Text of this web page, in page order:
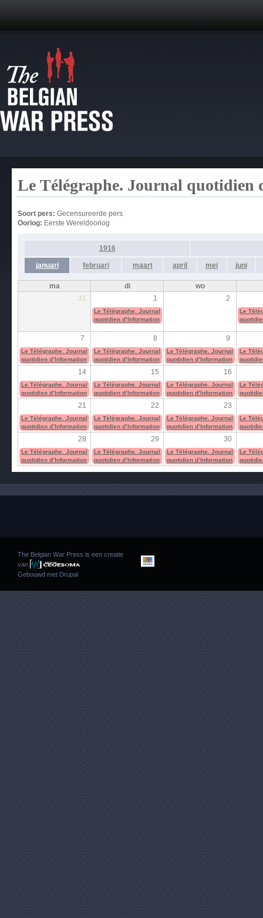
Le Télégraphe. Journal quotidien
Soort pers: Gecensureerde pers
Oorlog: Eerste Wereldoorlog
1916
januari februari maart april mei juni
ma di
wo
31
1 2
Le Télégraphe. Journal
quotidien d’Information
Le
7 8 9
Le Télégraphe. Journal
quotidien d’Information
Le Télégraphe. Journal
quotidien d’Information
Le Télégraphe. Journal
quotidien d’Information
Le
14 15 16
Le Télégraphe. Journal
quotidien d’Information
Le Télégraphe. Journal
quotidien d’Information
Le Télégraphe. Journal
quotidien d’Information
Le
21 22 23
Le Télégraphe. Journal
quotidien d’Information
Le Télégraphe. Journal
quotidien d’Information
Le Télégraphe. Journal
quotidien d’Information
Le
28 29 30
Le Télégraphe. Journal
quotidien d’Information
Le Télégraphe. Journal
quotidien d’Information
Le Télégraphe. Journal
quotidien d’Information
Le
The Belgian War Press is een creatie
van
Gebouwd met Drupal